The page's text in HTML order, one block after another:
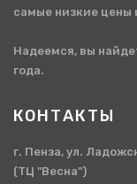
самые низкие цены
Надеемся, вы
года.
КОНТАКТЫ
г. Пенза, ул.
(ТЦ "Весна")